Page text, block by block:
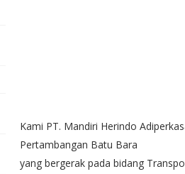
Kami PT. Mandiri Herindo
Pertambangan Batu Bara
yang bergerak pada bidang